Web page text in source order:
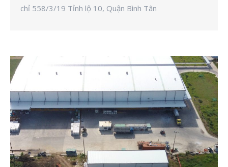
chỉ 558/3/19 Tỉnh lộ 10, Quận Bình Tân